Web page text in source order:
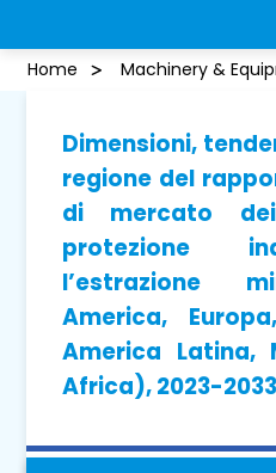
Home Machinery &
Dimensioni,
regione del
di mercato
protezione
l’estrazione
America,
America Latina,
Africa), 2023-2033